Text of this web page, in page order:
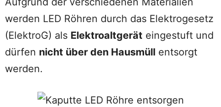
werden LED Röhren durch das Elektrogesetz
(ElektroG) als Elektroaltgerät eingestuft und
dürfen nicht über den Hausmüll entsorgt
werden.